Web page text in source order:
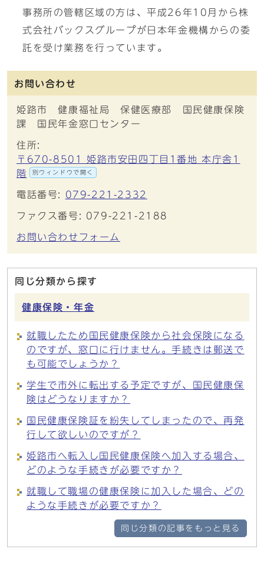
事務所の管轄区域の方は、平成26年10月から株
式会社バックスグループが日本年金機構からの委
託を受け業務を行っています。
お問い合わせ
姫路市 健康福祉局 保健医療部 国民健康保険
課 国民年金窓口センター
住所:
〒670-8501 姫路市安田四丁目1番地 本庁舎1
階
別ウィンドウで開く
電話番号: 079-221-2332
ファクス番号: 079-221-2188
お問い合わせフォーム
同じ分類から探す
健康保険・年金
就職したため国民健康保険から社会保険になる
のですが、窓口に行けません。手続きは郵送で
も可能でしょうか？
学生で市外に転出する予定ですが、国民健康保
険はどうなりますか？
国民健康保険証を紛失してしまったので、再発
行して欲しいのですが？
姫路市へ転入し国民健康保険へ加入する場合、
どのような手続きが必要ですか？
就職して職場の健康保険に加入した場合、どの
ような手続きが必要ですか？
同じ分類の記事をもっと見る